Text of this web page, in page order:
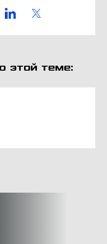
этой теме: